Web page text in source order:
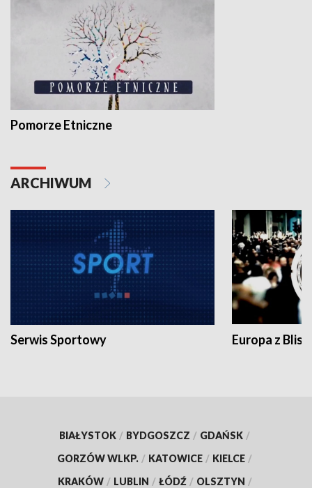
Pomorze Etniczne
ARCHIWUM
Serwis Sportowy Europa z
BIAŁYSTOK / BYDGOSZCZ / GDAŃSK /
GORZÓW WLKP. / KATOWICE / KIELCE /
KRAKÓW / LUBLIN / ŁÓDŹ / OLSZTYN /